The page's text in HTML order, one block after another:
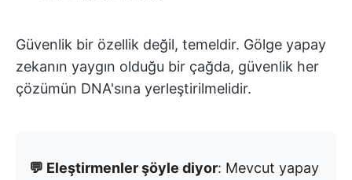
Güvenlik bir özellik değil, temeldir. Gölge yapay
zekanın yaygın olduğu bir çağda, güvenlik her
çözümün DNA'sına yerleştirilmelidir.
💬 Eleştirmenler şöyle diyor: Mevcut yapay